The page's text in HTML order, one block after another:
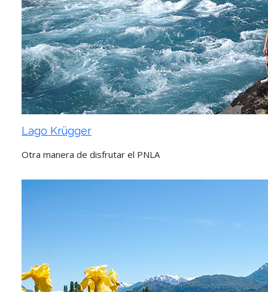
Lago Krügger
Otra manera de disfrutar el PNLA